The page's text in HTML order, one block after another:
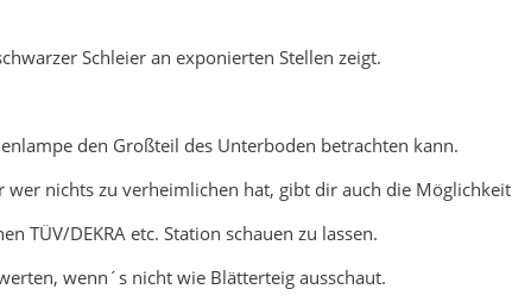
Schleier an exponierten Stellen zeigt.
den Großteil des Unterboden betrachten kann.
nichts zu verheimlichen hat, gibt dir auch die Möglichkeit
TÜV/DEKRA etc. Station schauen zu lassen.
wenn´s nicht wie Blätterteig ausschaut.